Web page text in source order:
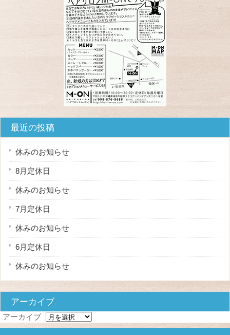
最近の投稿
休みのお知らせ
8月定休日
休みのお知らせ
7月定休日
休みのお知らせ
6月定休日
休みのお知らせ
アーカイブ
アーカイブ